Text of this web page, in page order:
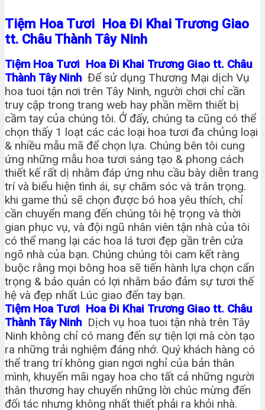
Tiệm Hoa Tươi Hoa Đi Khai Trương Giao
tt. Châu Thành Tây Ninh
Tiệm Hoa Tươi Hoa Đi Khai Trương Giao tt. Châu
Thành Tây Ninh Để sử dụng Thương Mại dịch Vụ
hoa tuoi tận nơi trên Tây Ninh, người chơi chỉ cần
truy cập trong trang web hay phần mềm thiết bị
cầm tay của chúng tôi. Ở đấy, chúng ta cũng có thể
chọn thấy 1 loạt các các loại hoa tươi đa chủng loại
& nhiều mẫu mã để chọn lựa. Chúng bên tôi cung
ứng những mẫu hoa tươi sáng tạo & phong cách
thiết kế rất dị nhằm đáp ứng nhu cầu bày diễn trang
trí và biểu hiện tình ái, sự chăm sóc và trân trọng.
khi game thủ sẽ chọn được bó hoa yêu thích, chỉ
cần chuyển mang đến chúng tôi hệ trọng và thời
gian phục vụ, và đội ngũ nhân viên tận nhà của tôi
có thể mang lại các hoa lá tươi đẹp gần trên cửa
ngõ nhà của bạn. Chúng chúng tôi cam kết ràng
buộc rằng mọi bông hoa sẽ tiến hành lựa chọn cẩn
trọng & bảo quản có lợi nhằm bảo đảm sự tươi thế
hệ và đẹp nhất Lúc giao đến tay bạn.
Tiệm Hoa Tươi Hoa Đi Khai Trương Giao tt. Châu
Thành Tây Ninh Dịch vụ hoa tuoi tận nhà trên Tây
Ninh không chỉ có mang đến sự tiện lợi mà còn tạo
ra những trải nghiệm đáng nhớ. Quý khách hàng có
thể trang trí không gian ngơi nghỉ của bản thân
mình, khuyến mãi ngay hoa cho tất cả những người
thân thương hay chuyển những lời chúc mừng đến
đối tác nhưng không nhất thiết phải ra khỏi nhà.